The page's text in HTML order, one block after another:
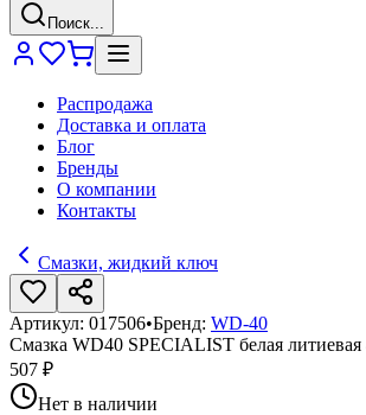
Поиск...
Распродажа
Доставка и оплата
Блог
Бренды
О компании
Контакты
Смазки, жидкий ключ
Артикул: 017506•Бренд: WD-40
Смазка WD40 SPECIALIST белая
507 ₽
Нет в наличии